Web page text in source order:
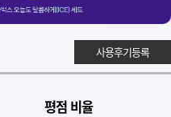
사용후기등록
평점 비율